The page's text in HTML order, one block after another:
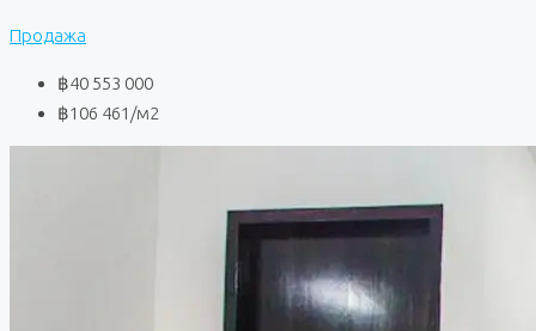
Продажа
฿40 553 000
฿106 461 /м2